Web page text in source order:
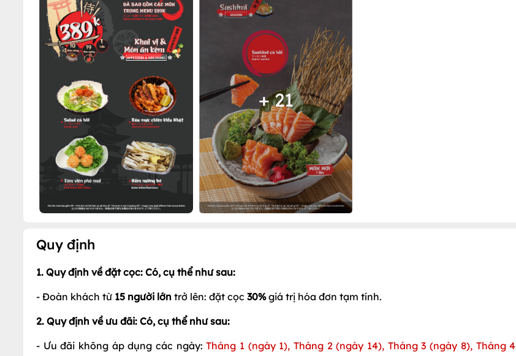
+ 21
Quy định
1. Quy định về đặt cọc: Có, cụ thể như sau:
- Đoàn khách từ 15 người lớn trở lên: đặt cọc 30%giá trị hóa đơn tạm tính.
2. Quy định về ưu đãi: Có, cụ thể như sau:
- Ưu đãi không áp dụng các ngày:Tháng 1 (ngày 1), Tháng 2 (ngày 14), Tháng 3 (ngày 8), Tháng 4